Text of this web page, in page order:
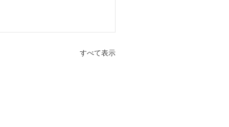
すべて表示